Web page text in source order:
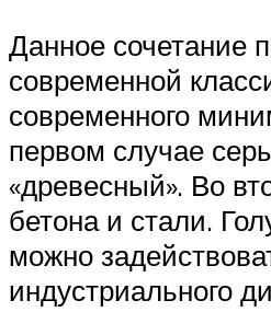
Данное сочетание
современной
современного
первом случае
«древесный». Во
бетона и стали.
можно
индустриального